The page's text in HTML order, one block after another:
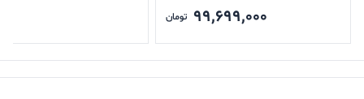
99,699,000 تومان